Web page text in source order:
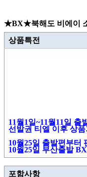
★BX★북해도 비에이
상품특전
11월 1일~11월 11일 출
선발권 티엘 이후 상
10월25일 출발편부터
10월25일 부산출발
포함사항